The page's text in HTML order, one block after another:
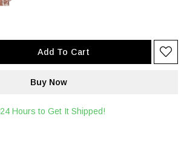
24 Hours to Get It Shipped!